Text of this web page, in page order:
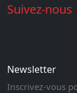
Suivez-nous
Newsletter
Inscrivez-vous